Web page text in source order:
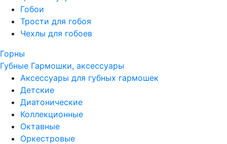
Гобои
Трости для гобоя
Чехлы для гобоев
Горны
Губные Гармошки, аксессуары
Аксессуары для губных гармошек
Детские
Диатонические
Коллекционные
Октавные
Оркестровые